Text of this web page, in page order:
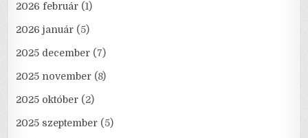
2026 február (1)
2026 január (5)
2025 december (7)
2025 november (8)
2025 október (2)
2025 szeptember (5)